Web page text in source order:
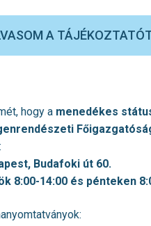
A
hogy a menedékes
:
Budafoki út 60.
8:00-14:00 és pénteken